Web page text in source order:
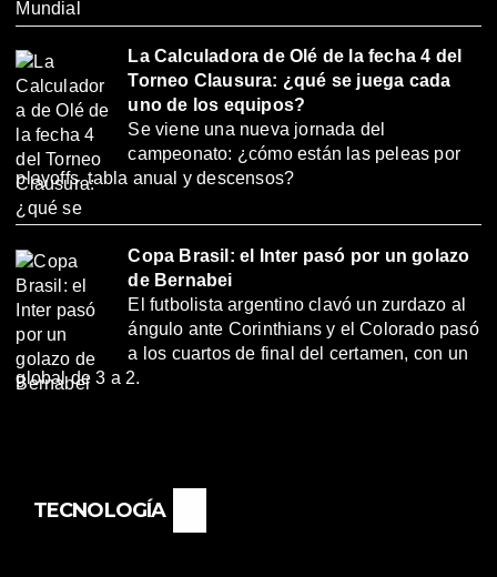
La Calculadora de Olé de la fecha 4 del
Torneo Clausura: ¿qué se juega cada
uno de los equipos?
Se viene una nueva jornada del
campeonato: ¿cómo están las peleas por
playoffs, tabla anual y descensos?
Copa Brasil: el Inter pasó por un golazo
de Bernabei
El futbolista argentino clavó un zurdazo al
ángulo ante Corinthians y el Colorado pasó
a los cuartos de final del certamen, con un
global de 3 a 2.
TECNOLOGÍA